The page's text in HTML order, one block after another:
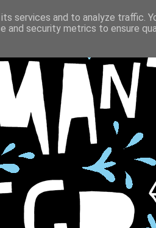
services and to analyze traffic.
and security metrics to ensure